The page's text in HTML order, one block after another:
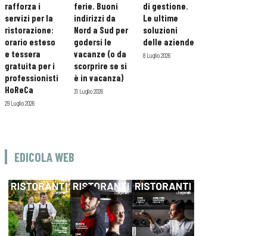
rafforza i
servizi per la
ristorazione:
orario esteso
e tessera
gratuita per i
professionisti
HoReCa
29 Luglio 2026
ferie. Buoni
indirizzi da
Nord a Sud per
godersi le
vacanze (o da
scorprire se si
è in vacanza)
31 Luglio 2026
di gestione.
Le ultime
soluzioni
delle aziende
8 Luglio 2026
EDICOLA WEB